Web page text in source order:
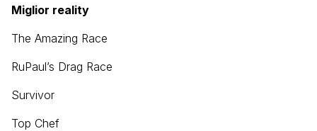
Miglior reality
The Amazing Race
RuPaul’s Drag Race
Survivor
Top Chef